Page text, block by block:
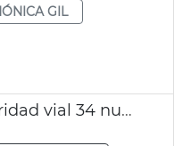
GIL
Valencia refuerza seguridad vial 34 nuevos agentes moto Policía Local